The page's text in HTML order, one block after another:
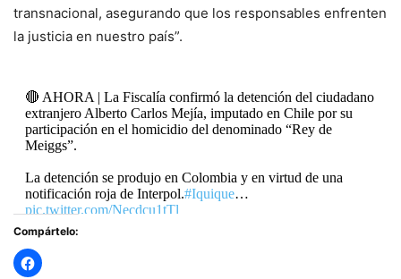
transnacional, asegurando que los responsables enfrenten
la justicia en nuestro país”.
🔴 AHORA | La Fiscalía confirmó la detención del ciudadano
extranjero Alberto Carlos Mejía, imputado en Chile por su
participación en el homicidio del denominado “Rey de
Meiggs”.
La detención se produjo en Colombia y en virtud de una
notificación roja de Interpol.#Iquique…
pic.twitter.com/Necdcu1tTl
— RADIO PAULINA (@radiopaulina)
Compártelo: